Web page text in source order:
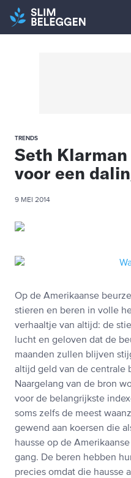
TRENDS
Seth
voor een
9 MEI 2014
Op de Amerikaanse
stieren en beren in volle
verhaaltje van altijd: de
lucht en geloven dat de
maanden zullen blijven
altijd geld van de centrale
Naargelang van de bron
voor de belangrijkste
soms zelfs de meest
gewend aan koersen die
hausse op de
gang. De beren hebben
precies omdat die hausse